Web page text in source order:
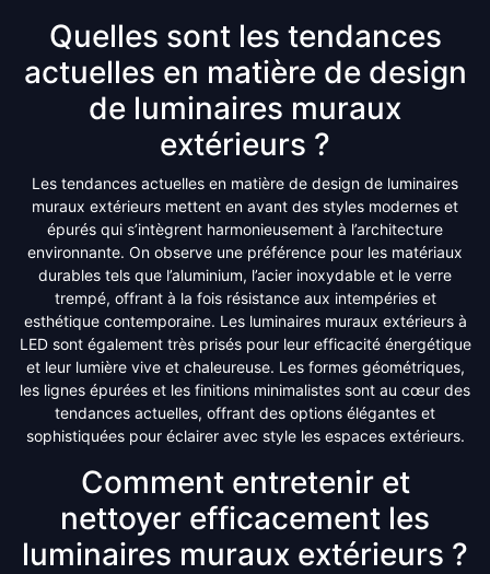
Quelles sont les tendances
actuelles en matière de design
de luminaires muraux
extérieurs ?
Les tendances actuelles en matière de design de luminaires
muraux extérieurs mettent en avant des styles modernes et
épurés qui s’intègrent harmonieusement à l’architecture
environnante. On observe une préférence pour les matériaux
durables tels que l’aluminium, l’acier inoxydable et le verre
trempé, offrant à la fois résistance aux intempéries et
esthétique contemporaine. Les luminaires muraux extérieurs à
LED sont également très prisés pour leur efficacité énergétique
et leur lumière vive et chaleureuse. Les formes géométriques,
les lignes épurées et les finitions minimalistes sont au cœur des
tendances actuelles, offrant des options élégantes et
sophistiquées pour éclairer avec style les espaces extérieurs.
Comment entretenir et
nettoyer efficacement les
luminaires muraux extérieurs ?